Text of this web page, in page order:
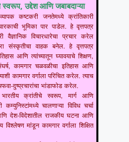
स्वरूप, उद्देश आणि जबाबदाऱ्या
कष्टकरी जनतेमध्ये क्रांतिकारी
भूमिका पार पाडेल. हे वृत्तपत्र
वैज्ञानिक विचारधारेचा प्रचार करेल
संस्कृतीचा वाहक बनेल. हे वृत्तपत्र
आणि त्यांच्यातून घ्यावयाचे शिक्षण,
कामगार चळवळीचा इतिहास आणि
कामगार वर्गाला परिचित करेल. त्याच
दुष्प्रचारांचा भांडाफोड करेल.
भारतीय क्रांतीचे स्वरूप, मार्ग आणि
कम्युनिस्टांमध्ये चालणाऱ्या विविध चर्चा
देश-विदेशातील राजकीय घटना आणि
विश्लेषण मांडून कामगार वर्गाला शिक्षित